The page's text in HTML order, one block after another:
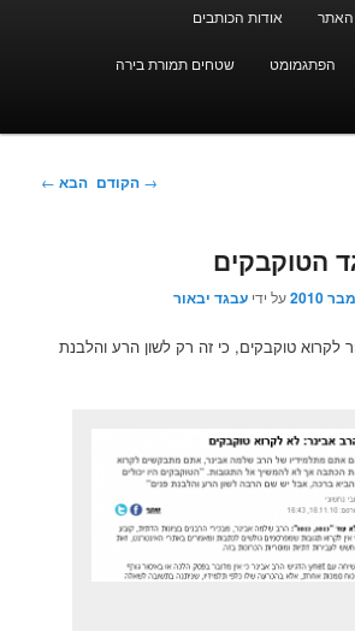
האתר אודות הכותבים
הפתגמומט שטחים תמורת בירה
ניווט
→ הקודם הבא ←
הטוקבקים
על ידיעבגד יבאור
לקרוא טוקבקים, כי זה רק לשון הרע והלבנת